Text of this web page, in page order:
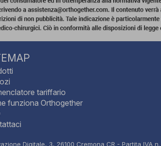
tariffario
funziona Orthogether
Digitale, 3, 26100 Cremona CR - Partita IVA